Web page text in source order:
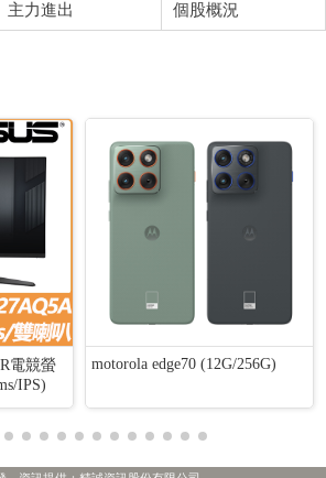
主力進出 個股概況
電競螢
IPS)
motorola edge70 (12G/256G)